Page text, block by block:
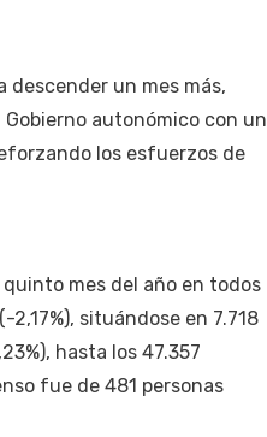
descender un mes más,
autonómico con un
los esfuerzos de
mes del año en todos
situándose en 7.718
hasta los 47.357
fue de 481 personas